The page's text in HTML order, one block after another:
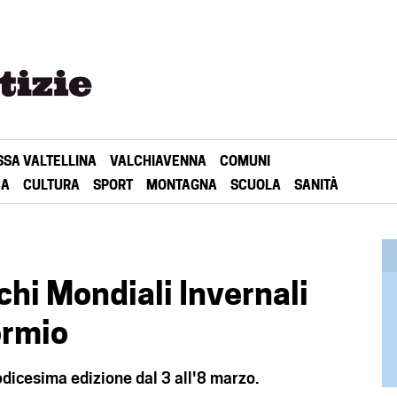
VALTELLINA VALCHIAVENNA
COMUNI
CULTURA SPORT MONTAGNA SCUOLA SANITÀ
Mondiali Invernali
edizione dal 3 all'8 marzo.